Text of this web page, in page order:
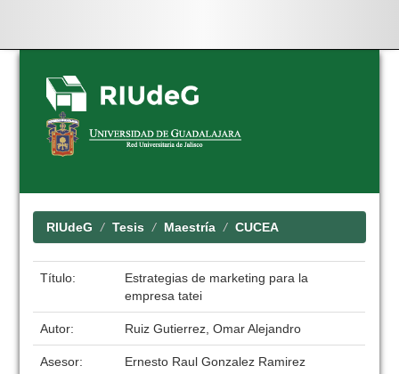
Skip
navigation
RIUdeG Tesis Maestría CUCEA
Título:
Estrategias de marketing para la
empresa tatei
Autor: Ruiz Gutierrez, Omar Alejandro
Asesor: Ernesto Raul Gonzalez Ramirez